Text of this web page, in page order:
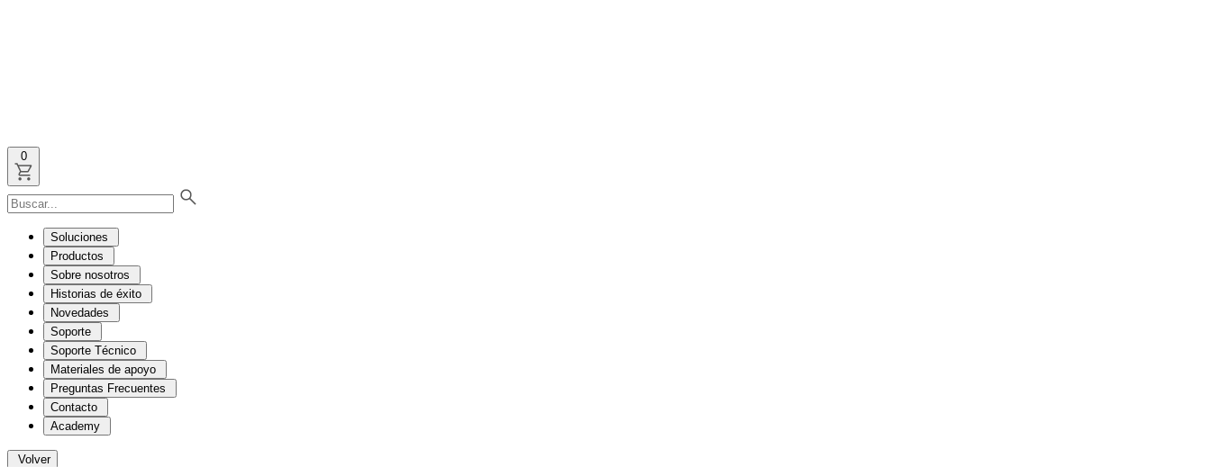
0
Soluciones
Productos
Sobre nosotros
Historias de éxito
Novedades
Soporte
Soporte Técnico
Materiales de apoyo
Preguntas Frecuentes
Contacto
Academy
Volver